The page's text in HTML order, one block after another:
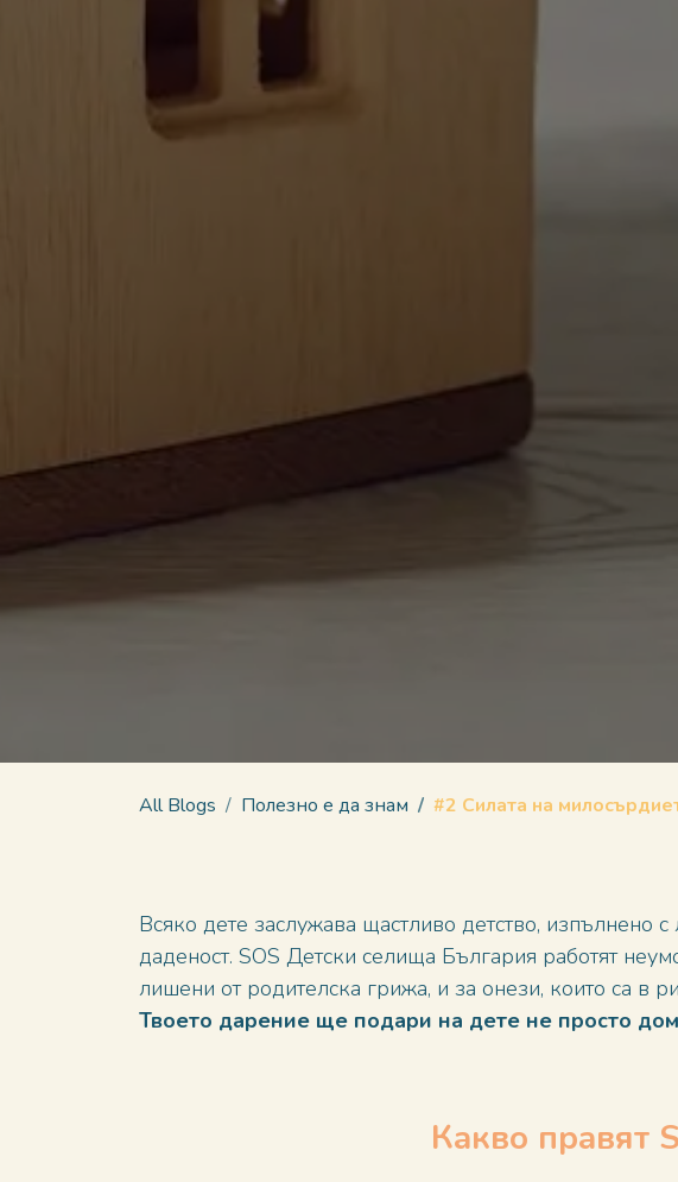
All Blogs Полезно е да знам #2 Силата на
Всяко дете заслужава щастливо детство, изпълнено
даденост. SOS Детски селища България работят
лишени от родителска грижа, и за онези, които са в
Твоето дарение ще подари на дете не просто
Какво правят